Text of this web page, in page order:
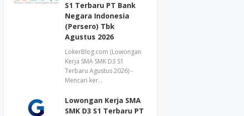
S1 Terbaru PT Bank
Negara Indonesia
(Persero) Tbk
Agustus 2026
LokerBlog.com (Lowongan
Kerja SMA SMK D3 S1
Terbaru Agustus 2026) -
Mencari ker…
Lowongan Kerja SMA
SMK D3 S1 Terbaru PT